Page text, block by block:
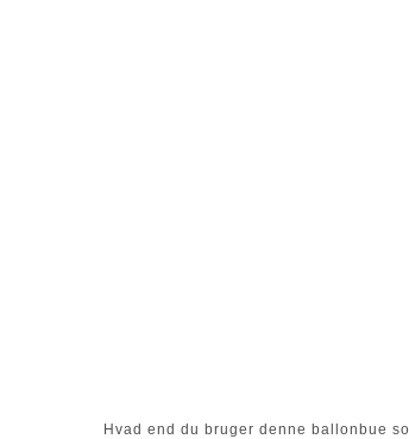
Hvad end du bruger denne ballonbue